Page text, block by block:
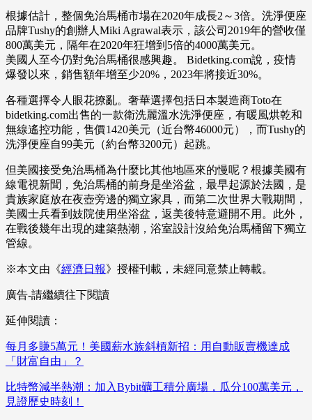
根據估計，整個免治馬桶市場在2020年成長2～3倍。洗淨便座
品牌Tushy的創辦人Miki Agrawal表示，該公司2019年的營收僅
800萬美元，隔年在2020年狂增到5倍的4000萬美元。
美國人至今仍對免治馬桶很感興趣。 Bidetking.com說，疫情
爆發以來，銷售額年增至少20%，2023年將接近30%。
各種選擇令人眼花撩亂。奢華選擇包括日本製造商Toto在
bidetking.com出售的一款衛洗麗溫水洗淨便座，有暖風烘乾和
無線遙控功能，售價1420美元（近台幣46000元），而Tushy的
洗淨便座自99美元（約台幣3200元）起跳。
但美國接受免治馬桶為什麼比其他地區來的慢呢？根據美國有
線電視新聞，免治馬桶的前身是坐浴盆，最早起源於法國，是
貴族家庭放在夜壺旁邊的獨立家具，而第二次世界大戰期間，
美國士兵看到妓院使用坐浴盆，返美後特意避開不用。此外，
在戰後幾年出現的建築熱潮，浴室設計沒給免治馬桶留下獨立
管線。
※本文由《經濟日報》授權刊載，未經同意禁止轉載。
廣告-請繼續往下閱讀
延伸閱讀：
每月多賺5萬元！美國薪水族斜槓新招：用自動販賣機達成
「財富自由」？
比特幣減半熱潮：加入Bybit礦工積分廣場，瓜分100萬美元，
見證歷史時刻！